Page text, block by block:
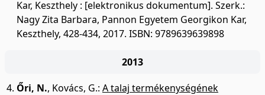
Kar, Keszthely : [elektronikus dokumentum]. Szerk.:
Nagy Zita Barbara, Pannon Egyetem Georgikon Kar,
Keszthely, 428-434, 2017. ISBN: 9789639639898
2013
Őri, N., Kovács, G.: A talaj termékenységének